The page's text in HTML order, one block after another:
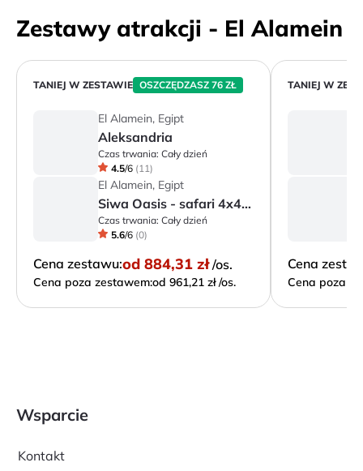
Zestawy atrakcji - El Alamein
TANIEJ W ZESTAWIE OSZCZĘDZASZ 76 ZŁ
El Alamein, Egipt
Aleksandria
Czas trwania: Cały dzień
4.5/6 (11)
El Alamein, Egipt
Siwa Oasis - safari 4x4, Słone Jezioro i Świątynia Amona
Czas trwania: Cały dzień
5.6/6 (0)
Cena zestawu:od 884,31 zł /os.
Cena poza zestawem:od 961,21 zł /os.
TANIEJ W
Cena
Cena poza
Wsparcie
Kontakt